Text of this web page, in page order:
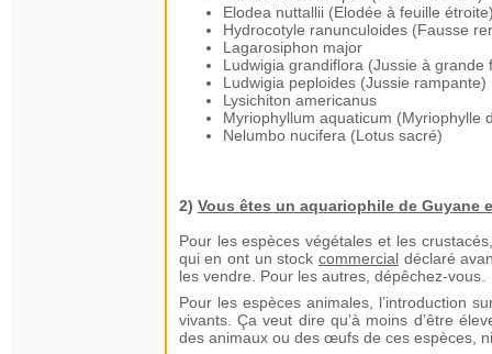
Elodea nuttallii (Elodée à feuille
Hydrocotyle ranunculoides (Fausse
Lagarosiphon major
Ludwigia grandiflora (Jussie à grande
Ludwigia peploides (Jussie rampante)
Lysichiton americanus
Myriophyllum aquaticum (Myriophylle
Nelumbo nucifera (Lotus sacré)
2) Vous êtes un aquariophile de Guyane
Pour les espèces végétales et les
qui en ont un stock commercialdéclaré
les vendre. Pour les autres, dépêchez-vous.
Pour les espèces animales, l’introduction
vivants. Ça veut dire qu’à moins d’être
des animaux ou des œufs de ces espèces,